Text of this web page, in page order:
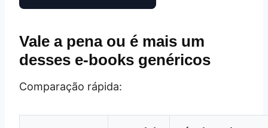
Vale a pena ou é mais um
desses e-books genéricos
Comparação rápida: